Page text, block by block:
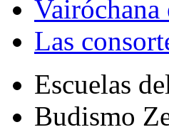
Las
Escuelas
Budismo